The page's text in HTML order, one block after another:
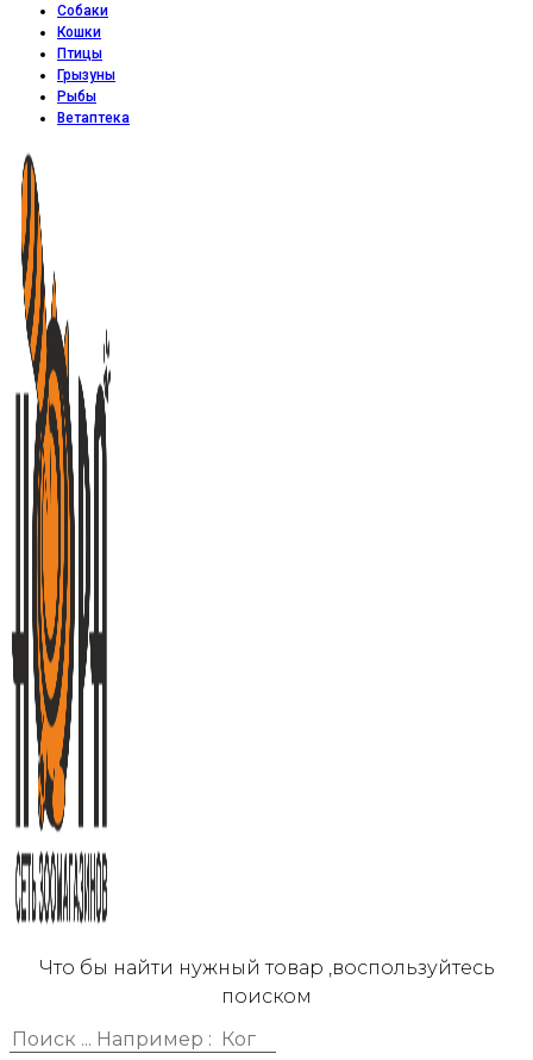
Собаки
Кошки
Птицы
Грызуны
Рыбы
Ветаптека
Что бы найти нужный товар ,воспользуйтесь
поиском